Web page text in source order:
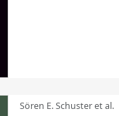
Sören E. Schuster et al.